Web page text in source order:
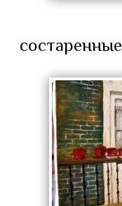
назад
состаренные